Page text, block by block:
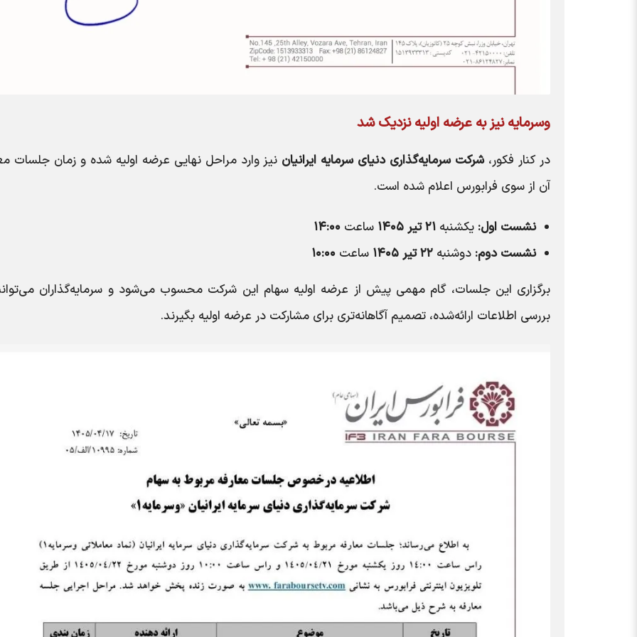
وسرمایه نیز به عرضه اولیه نزدیک شد
در کنار فکور،شرکت سرمایه‌گذاری دنیای سرمایه ایرانیان نیز وارد مراحل نهایی عرضه اولیه شده و زمان جلسات
آن از سوی فرابورس اعلام شده است.
نشست اول: یکشنبه ۲۱ تیر ۱۴۰۵ ساعت ۱۴:۰۰
نشست دوم: دوشنبه ۲۲ تیر ۱۴۰۵ ساعت ۱۰:۰۰
برگزاری این جلسات، گام مهمی پیش از عرضه اولیه سهام این شرکت محسوب می‌شود و سرمایه‌گذاران
بررسی اطلاعات ارائه‌شده، تصمیم آگاهانه‌تری برای مشارکت در عرضه اولیه بگیرند.